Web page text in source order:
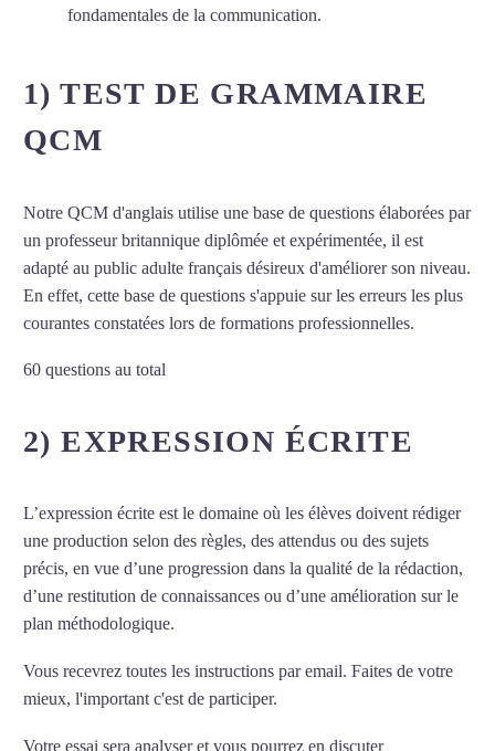
fondamentales de la communication.
1) TEST DE GRAMMAIRE
QCM
Notre QCM d'anglais utilise une base de questions élaborées par
un professeur britannique diplômée et expérimentée, il est
adapté au public adulte français désireux d'améliorer son niveau.
En effet, cette base de questions s'appuie sur les erreurs les plus
courantes constatées lors de formations professionnelles.
60 questions au total
2) EXPRESSION ÉCRITE
L’expression écrite est le domaine où les élèves doivent rédiger
une production selon des règles, des attendus ou des sujets
précis, en vue d’une progression dans la qualité de la rédaction,
d’une restitution de connaissances ou d’une amélioration sur le
plan méthodologique.
Vous recevrez toutes les instructions par email. Faites de votre
mieux, l'important c'est de participer.
Votre essai sera analyser et vous pourrez en discuter